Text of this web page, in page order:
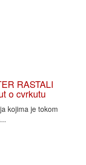
RASTALI
o cvrkutu
kojima je tokom